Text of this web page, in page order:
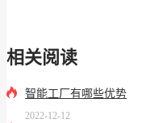
相关阅读
智能工厂有哪些优势
2022-12-12